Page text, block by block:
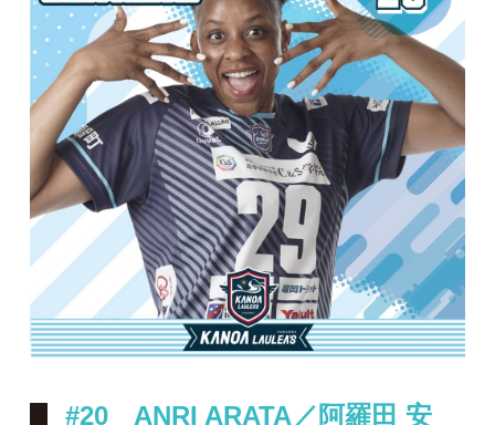
#20 ANRI ARATA／阿羅田 安